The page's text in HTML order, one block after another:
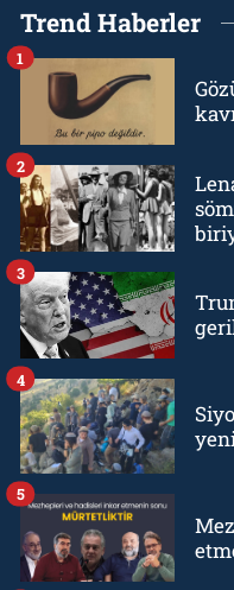
Trend Haberler
1
2
3
4
5